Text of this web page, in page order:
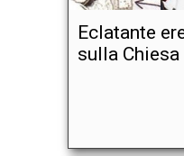
Eclatante
sulla Chiesa